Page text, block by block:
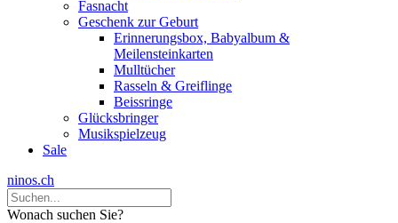
Fasnacht
Geschenk zur Geburt
Erinnerungsbox, Babyalbum &
Meilensteinkarten
Mulltücher
Rasseln & Greiflinge
Beissringe
Glücksbringer
Musikspielzeug
Sale
ninos.ch
Wonach suchen Sie?